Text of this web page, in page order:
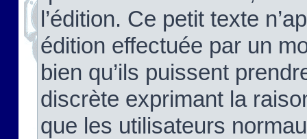
l’édition. Ce petit texte
édition effectuée par un
bien qu’ils puissent
discrète exprimant la
que les utilisateurs